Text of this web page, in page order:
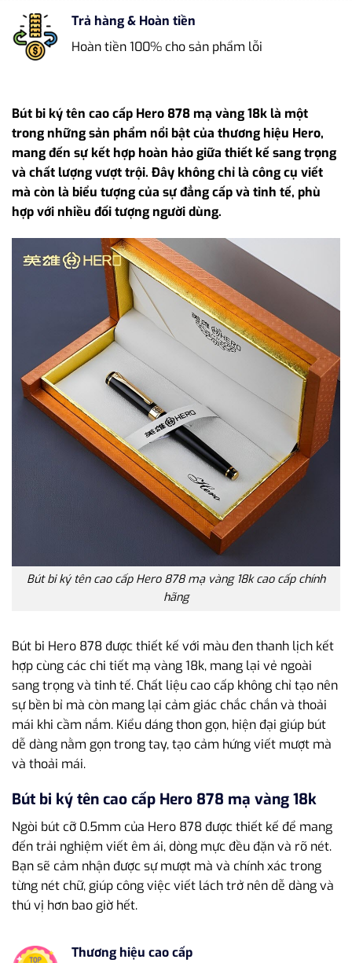
Trả hàng & Hoàn tiền
Hoàn tiền 100% cho sản phẩm lỗi
Bút bi ký tên cao cấp Hero 878 mạ vàng 18k là một
trong những sản phẩm nổi bật của thương hiệu Hero,
mang đến sự kết hợp hoàn hảo giữa thiết kế sang trọng
và chất lượng vượt trội. Đây không chỉ là công cụ viết
mà còn là biểu tượng của sự đẳng cấp và tinh tế, phù
hợp với nhiều đối tượng người dùng.
Bút bi ký tên cao cấp Hero 878 mạ vàng 18k cao cấp chính
hãng
Bút bi Hero 878 được thiết kế với màu đen thanh lịch kết
hợp cùng các chi tiết mạ vàng 18k, mang lại vẻ ngoài
sang trọng và tinh tế. Chất liệu cao cấp không chỉ tạo nên
sự bền bỉ mà còn mang lại cảm giác chắc chắn và thoải
mái khi cầm nắm. Kiểu dáng thon gọn, hiện đại giúp bút
dễ dàng nằm gọn trong tay, tạo cảm hứng viết mượt mà
và thoải mái.
Bút bi ký tên cao cấp Hero 878 mạ vàng 18k
Ngòi bút cỡ 0.5mm của Hero 878 được thiết kế để mang
đến trải nghiệm viết êm ái, dòng mực đều đặn và rõ nét.
Bạn sẽ cảm nhận được sự mượt mà và chính xác trong
từng nét chữ, giúp công việc viết lách trở nên dễ dàng và
thú vị hơn bao giờ hết.
Thương hiệu cao cấp